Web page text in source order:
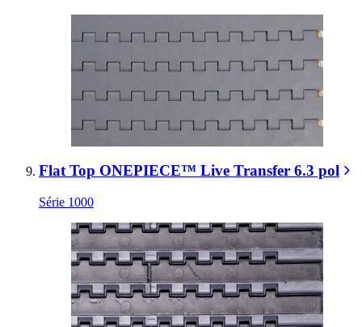
Flat Top ONEPIECE™ Live Transfer 6.3 pol
Série 1000